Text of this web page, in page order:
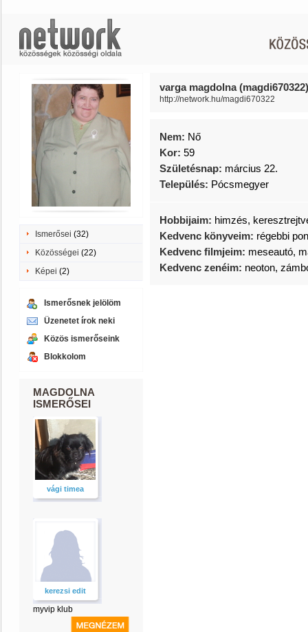
Ismerősei (32)
Közösségei (22)
Képei (2)
Ismerősnek jelölöm
Üzenetet írok neki
Közös ismerőseink
Blokkolom
MAGDOLNA
ISMERŐSEI
vági timea
kerezsi edit
myvip klub
varga magdolna (magdi670322)
http://network.hu/magdi670322
Nem: Nő
Kor: 59
Születésnap: március 22.
Település: Pócsmegyer
Hobbijaim: himzés,
Kedvenc könyveim: régebbi
Kedvenc filmjeim: meseautó,
Kedvenc zenéim: neoton,